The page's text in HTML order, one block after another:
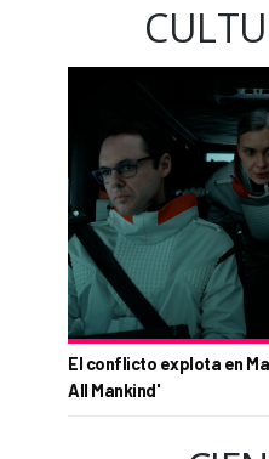
El conflicto explota en
All Mankind'